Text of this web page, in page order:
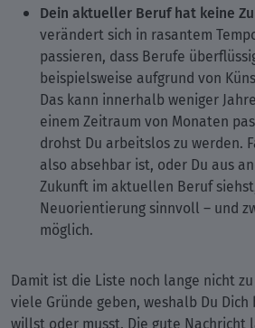
Dein aktueller Beruf hat keine
verändert sich in rasantem
passieren, dass Berufe
beispielsweise aufgrund von
Das kann innerhalb weniger
einem Zeitraum von Monaten
drohst Du arbeitslos zu werden.
also absehbar ist, oder Du aus
Zukunft im aktuellen Beruf
Neuorientierung sinnvoll – und
möglich.
Damit ist die Liste noch lange nicht
viele Gründe geben, weshalb Du
willst oder musst. Die gute Nachricht